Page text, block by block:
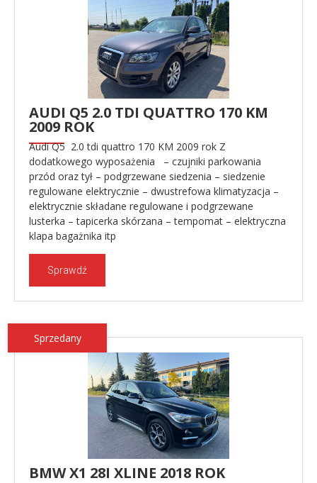
AUDI Q5 2.0 TDI QUATTRO 170 KM
2009 ROK
Audi Q5 2.0 tdi quattro 170 KM 2009 rok Z
dodatkowego wyposażenia – czujniki parkowania
przód oraz tył – podgrzewane siedzenia – siedzenie
regulowane elektrycznie – dwustrefowa klimatyzacja –
elektrycznie składane regulowane i podgrzewane
lusterka – tapicerka skórzana – tempomat – elektryczna
klapa bagażnika itp
Sprawdź
Sprzedany
BMW X1 28I XLINE 2018 ROK